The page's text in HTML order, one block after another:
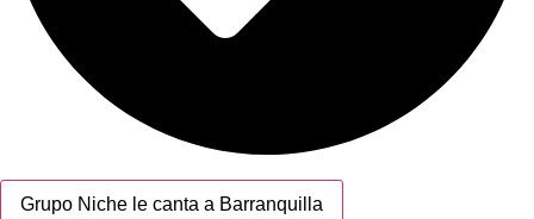
Grupo Niche le canta a Barranquilla